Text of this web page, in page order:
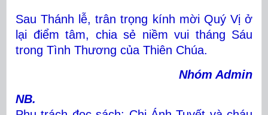
Sau Thánh lễ, trân trọng kính mời Quý Vị ở
lại điểm tâm, chia sẻ niềm vui tháng Sáu
trong Tình Thương của Thiên Chúa.
Nhóm Admin
NB.